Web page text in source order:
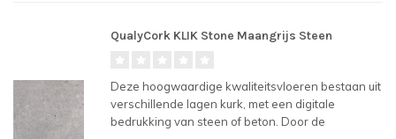
QualyCork KLIK Stone Maangrijs Steen
Deze hoogwaardige kwaliteitsvloeren bestaan uit
verschillende lagen kurk, met een digitale
bedrukking van steen of beton. Door de